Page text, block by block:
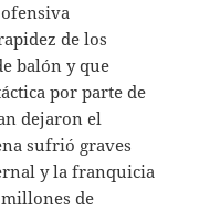
de los
balón y que
por parte de
dejaron el
sufrió graves
y la franquicia
de